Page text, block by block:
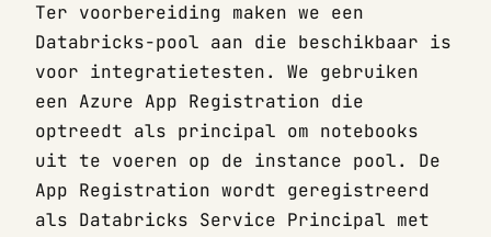
Ter voorbereiding maken we een
Databricks-pool aan die beschikbaar is
voor integratietesten. We gebruiken
een Azure App Registration die
optreedt als principal om notebooks
uit te voeren op de instance pool. De
App Registration wordt geregistreerd
als Databricks Service Principal met